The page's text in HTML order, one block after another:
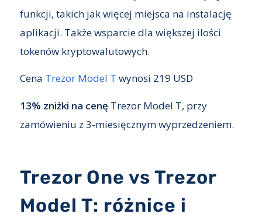
funkcji, takich jak więcej miejsca na instalację
aplikacji. Także wsparcie dla większej ilości
tokenów kryptowalutowych.
Cena Trezor Model T wynosi 219 USD
13% zniżki na cenę Trezor Model T, przy
zamówieniu z 3-miesięcznym wyprzedzeniem.
Trezor One vs Trezor
Model T: różnice i